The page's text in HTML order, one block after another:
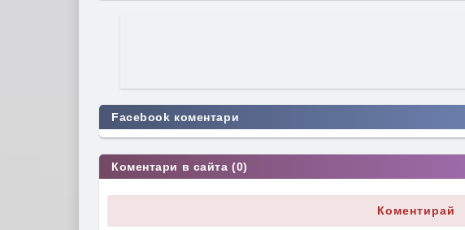
Facebook коментари
Коментари в сайта (0)
Коментирай